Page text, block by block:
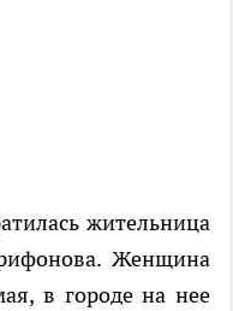
жительница
Женщина
в городе на нее